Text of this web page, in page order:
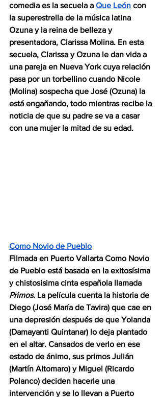
comedia es la secuela a Que León con
la superestrella de la música latina
Ozuna y la reina de belleza y
presentadora, Clarissa Molina. En esta
secuela, Clarissa y Ozuna le dan vida a
una pareja en Nueva York cuya relación
pasa por un torbellino cuando Nicole
(Molina) sospecha que José (Ozuna) la
está engañando, todo mientras recibe la
noticia de que su padre se va a casar
con una mujer la mitad de su edad.
Como Novio de Pueblo
Filmada en Puerto Vallarta Como Novio
de Pueblo está basada en la exitosísima
y chistosisima cinta española llamada
Primos. La película cuenta la historia de
Diego (José María de Tavira) que cae en
una depresión después de que Yolanda
(Damayanti Quintanar) lo deja plantado
en el altar. Cansados de verlo en ese
estado de ánimo, sus primos Julián
(Martín Altomaro) y Miguel (Ricardo
Polanco) deciden hacerle una
intervención y se lo llevan a Puerto